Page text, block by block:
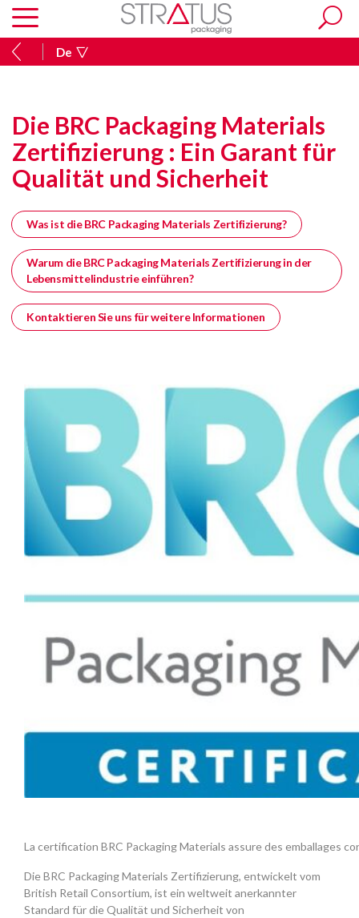
De
Die BRC Packaging Materials
Zertifizierung : Ein Garant für
Qualität und Sicherheit
Was ist die BRC Packaging Materials Zertifizierung?
Warum die BRC Packaging Materials Zertifizierung in der
Lebensmittelindustrie einführen?
Kontaktieren Sie uns für weitere Informationen
La certification BRC Packaging Materials assure des emballages
Die BRC Packaging Materials Zertifizierung, entwickelt vom
British Retail Consortium, ist ein weltweit anerkannter
Standard für die Qualität und Sicherheit von